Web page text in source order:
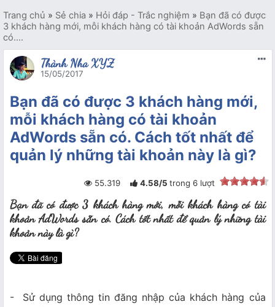
Trang chủ » Sẻ chia » Hỏi đáp - Trắc nghiệm » Bạn đã có được
3 khách hàng mới, mỗi khách hàng có tài khoản AdWords sẵn
có....
Thành Nha XYZ
15/05/2017
Bạn đã có được 3 khách hàng mới,
mỗi khách hàng có tài khoản
AdWords sẵn có. Cách tốt nhất để
quản lý những tài khoản này là gì?
55.319 4.58/5 trong 6lượt
Bạn đã có được 3 khách hàng mới, mỗi khách hàng có tài
khoản AdWords sẵn có. Cách tốt nhất để quản lý những tài
khoản này là gì?
- Sử dụng thông tin đăng nhập của khách hàng của